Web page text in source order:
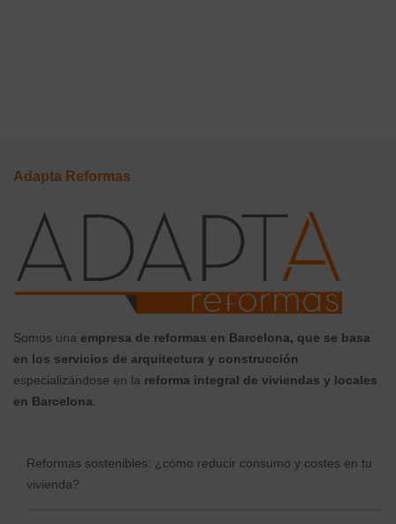
Adapta Reformas
Somos una empresa de reformas en Barcelona, que se basa
en los servicios de arquitectura y construcción
especializándose en la reforma integral de viviendas y locales
en Barcelona
Reformas sostenibles: ¿cómo reducir consumo y costes en tu
vivienda?